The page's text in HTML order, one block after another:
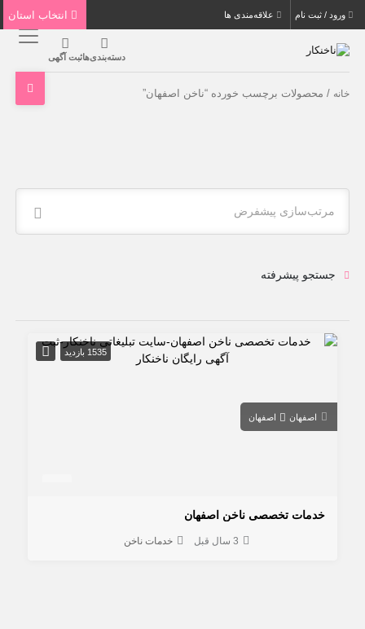
ورود / ثبت نام علاقه‌مندی ها
دسته‌بندی‌هاثبت آگهی
خانه / محصولات برچسب خورده “ناخن اصفهان”
مرتب‌سازی پیشفرض
جستجو پیشرفته
1535 بازدید
اصفهان اصفهان
خدمات تخصصی ناخن اصفهان
3 سال قبل خدمات ناخن